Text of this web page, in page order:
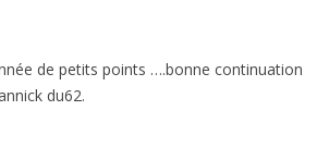
de petits points ….bonne continuation
du62.